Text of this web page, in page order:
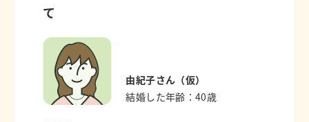
て
由紀子さん（仮）
結婚した年齢：40歳